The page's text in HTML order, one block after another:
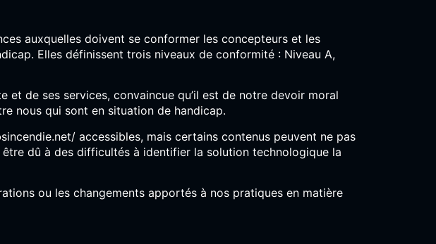
auxquelles doivent se conformer les concepteurs et les
Elles définissent trois niveaux de conformité : Niveau A,
et de ses services, convaincue qu’il est de notre devoir moral
nous qui sont en situation de handicap.
accessibles, mais certains contenus peuvent ne pas
dû à des difficultés à identifier la solution technologique la
ou les changements apportés à nos pratiques en matière